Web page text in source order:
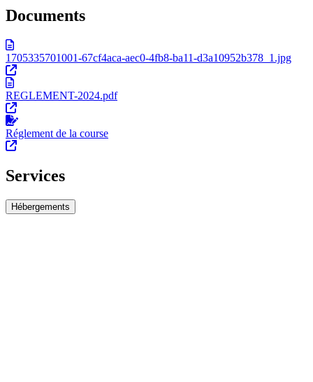
Documents
1705335701001-67cf4aca-aec0-4fb8-ba11-d3a10952b378_1.jpg
REGLEMENT-2024.pdf
Réglement de la course
Services
Hébergements